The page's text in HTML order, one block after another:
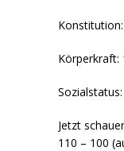
Konstitution:
Körperkraft:
Jetzt
110 – 100